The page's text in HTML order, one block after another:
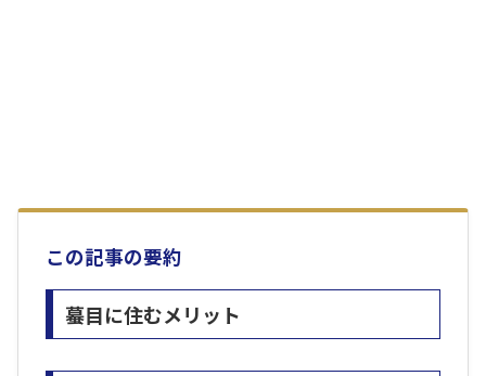
この記事の要約
蟇目に住むメリット